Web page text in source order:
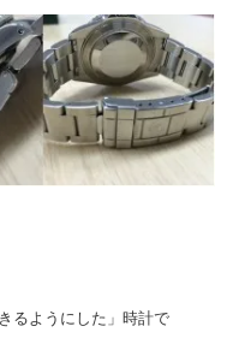
るようにした」時計で